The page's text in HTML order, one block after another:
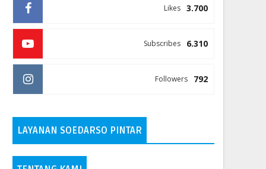
3.700
Likes
6.310
Subscribes
792
Followers
LAYANAN SOEDARSO PINTAR